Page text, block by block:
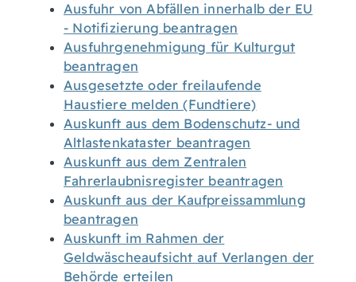
Ausfuhr von Abfällen innerhalb der EU
- Notifizierung beantragen
Ausfuhrgenehmigung für Kulturgut
beantragen
Ausgesetzte oder freilaufende
Haustiere melden (Fundtiere)
Auskunft aus dem Bodenschutz- und
Altlastenkataster beantragen
Auskunft aus dem Zentralen
Fahrerlaubnisregister beantragen
Auskunft aus der Kaufpreissammlung
beantragen
Auskunft im Rahmen der
Geldwäscheaufsicht auf Verlangen der
Behörde erteilen